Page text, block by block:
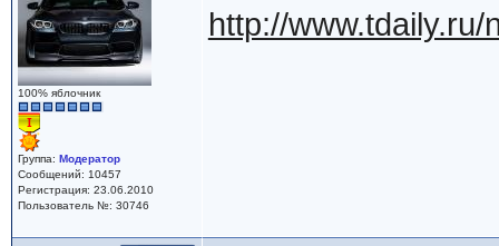
100% яблочник
Группа: Модератор
Сообщений: 10457
Регистрация: 23.06.2010
Пользователь №: 30746
http://